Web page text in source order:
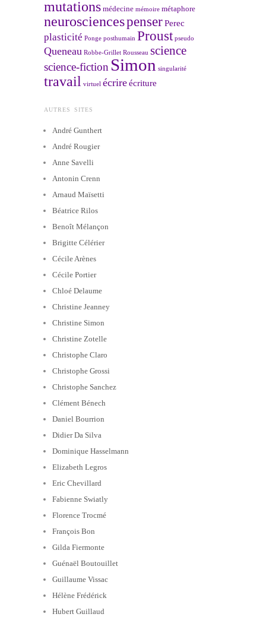
mutations médecine mémoire métaphore
neurosciencespenserPerec
plasticité Ponge posthumain Proust pseudo
Queneau Robbe-Grillet Rousseau science
science-fiction Simon singularité
travail virtuel écrireécriture
AUTRES SITES
André Gunthert
André Rougier
Anne Savelli
Antonin Crenn
Arnaud Maïsetti
Béatrice Rilos
Benoît Mélançon
Brigitte Célérier
Cécile Arènes
Cécile Portier
Chloé Delaume
Christine Jeanney
Christine Simon
Christine Zotelle
Christophe Claro
Christophe Grossi
Christophe Sanchez
Clément Bénech
Daniel Bourrion
Didier Da Silva
Dominique Hasselmann
Elizabeth Legros
Eric Chevillard
Fabienne Swiatly
Florence Trocmé
François Bon
Gilda Fiermonte
Guénaël Boutouillet
Guillaume Vissac
Hélène Frédérick
Hubert Guillaud